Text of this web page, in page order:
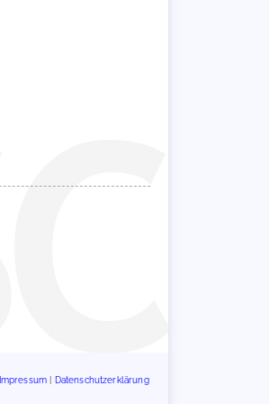
Impressum Datenschutzerklärung